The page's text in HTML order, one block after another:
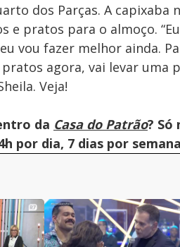
dos Parças. A capixaba
e pratos para o almoço.
vou fazer melhor ainda.
agora, vai levar uma
Veja!
da Casa do Patrão? Só
por dia, 7 dias por